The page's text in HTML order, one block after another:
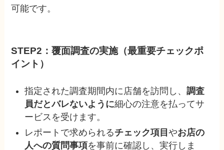
可能です。
STEP2：覆面調査の実施（最重要チェックポ
イント）
指定された調査期間内に店舗を訪問し、調査
員だとバレないように細心の注意を払ってサ
ービスを受けます。
レポートで求められるチェック項目やお店の
人への質問事項を事前に確認し、実行しま